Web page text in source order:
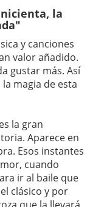
la
y canciones
valor añadido.
gustar más. Así
magia de esta
la gran
Aparece en
Esos instantes
cuando
ir al baile que
clásico y por